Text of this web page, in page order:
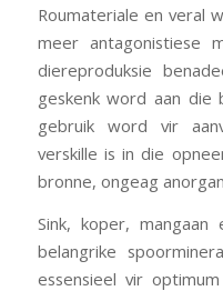
Roumateriale en veral
meer antagonistiese
diereproduksie
geskenk word aan die
gebruik word vir
verskille is in die
bronne, ongeag
Sink, koper,
belangrike
essensieel vir